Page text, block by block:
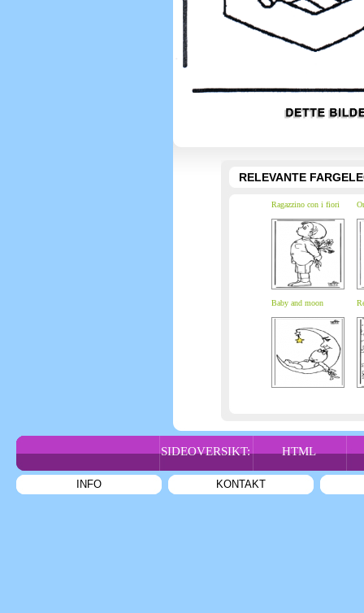
RELEVANTE
Ragazzino con i fiori
Baby and moon
SIDEOVERSIKT: HTML
INFO KONTAKT